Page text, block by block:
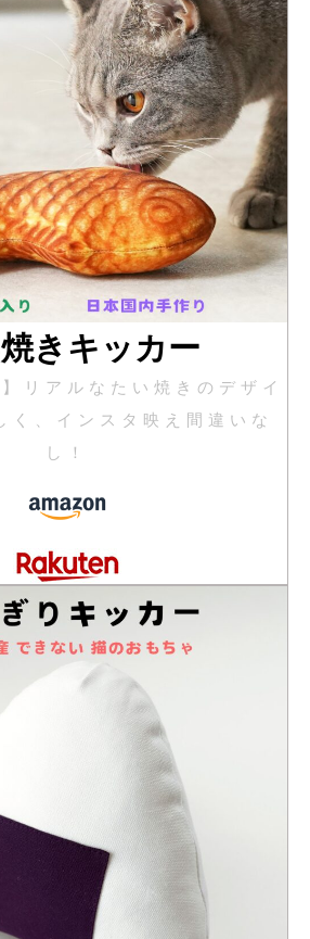
きキッカー
リアルなたい焼きのデザイ
く、インスタ映え間違いな
し！